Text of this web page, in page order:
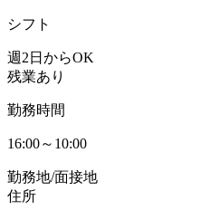
シフト
週2日からOK
残業あり
勤務時間
16:00～10:00
勤務地/面接地
住所